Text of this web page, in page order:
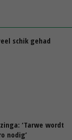
schik gehad
‘Tarwe wordt
nodig’